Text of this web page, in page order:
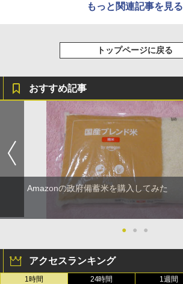
もっと関連記事を見る
トップページに戻る
おすすめ記事
Amazonの政府備蓄米を購入してみた
● ● ●
アクセスランキング
1時間 24時間 1週間